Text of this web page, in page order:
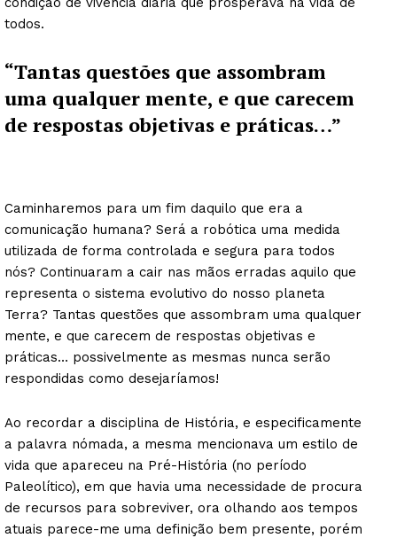
todos.
“Tantas questões que assombram
uma qualquer mente, e que carecem
de respostas objetivas e práticas…”
Caminharemos para um fim daquilo que era a
comunicação humana? Será a robótica uma medida
utilizada de forma controlada e segura para todos
nós? Continuaram a cair nas mãos erradas aquilo que
representa o sistema evolutivo do nosso planeta
Terra? Tantas questões que assombram uma qualquer
mente, e que carecem de respostas objetivas e
práticas… possivelmente as mesmas nunca serão
respondidas como desejaríamos!
Ao recordar a disciplina de História, e especificamente
a palavra nómada, a mesma mencionava um estilo de
vida que apareceu na Pré-História (no período
Paleolítico), em que havia uma necessidade de procura
de recursos para sobreviver, ora olhando aos tempos
atuais parece-me uma definição bem presente, porém